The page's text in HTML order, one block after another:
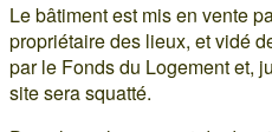
Le bâtiment est mis en vente
propriétaire des lieux, et vidé
par le Fonds du Logement et,
site sera squatté.